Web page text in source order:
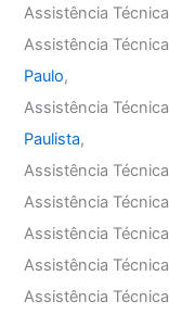
Assistência
Assistência
Paulo,
Assistência
Paulista,
Assistência
Assistência
Assistência
Assistência
Assistência